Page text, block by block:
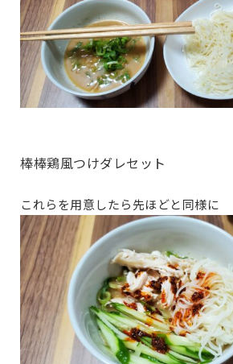
棒棒鶏風つけダレセット
これらを用意したら先ほどと同様に